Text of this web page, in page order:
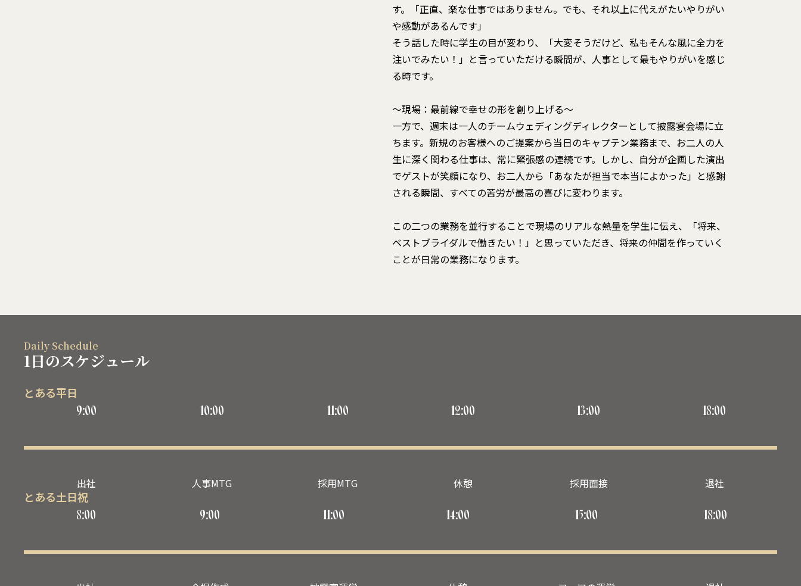
す。「正直、楽な仕事ではありません。でも、それ以上に代えがたいやりがい
や感動があるんです」
そう話した時に学生の目が変わり、「大変そうだけど、私もそんな風に全力を
注いでみたい！」と言っていただける瞬間が、人事として最もやりがいを感じ
る時です。
～現場：最前線で幸せの形を創り上げる～
一方で、週末は一人のチームウェディングディレクターとして披露宴会場に立
ちます。新規のお客様へのご提案から当日のキャプテン業務まで、お二人の人
生に深く関わる仕事は、常に緊張感の連続です。しかし、自分が企画した演出
でゲストが笑顔になり、お二人から「あなたが担当で本当によかった」と感謝
される瞬間、すべての苦労が最高の喜びに変わります。
この二つの業務を並行することで現場のリアルな熱量を学生に伝え、「将来、
ベストブライダルで働きたい！」と思っていただき、将来の仲間を作っていく
ことが日常の業務になります。
Daily Schedule
1日のスケジュール
とある平日
9:00
出社
10:00
人事MTG
11:00
採用MTG
12:00
休憩
13:00
採用面接
18:00
退社
とある土日祝
8:00 9:00 11:00 14:00 15:00 18:00